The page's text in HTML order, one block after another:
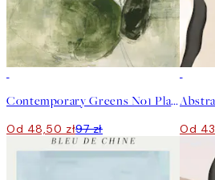
Contemporary Greens No1 Plakat
Od 48,50 zł97 zł Od